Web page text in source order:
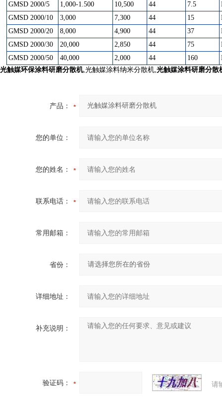
GMSD 2000/5
1,000-1.500 10,500 44 7.5
GMSD 2000/10
3,000 7,300 44 15
GMSD 2000/20
8,000 4,900 44 37
GMSD 2000/30
20,000 2,850 44 75
GMSD 2000/50
40,000 2,000 44 160
光触媒环保涂料研磨分散机,光触媒涂料纳米分散机,光触媒涂料研磨分散
产品：
您的单位：
您的姓名：
联系电话：
常用邮箱：
省份：
详细地址：
补充说明：
验证码： 请